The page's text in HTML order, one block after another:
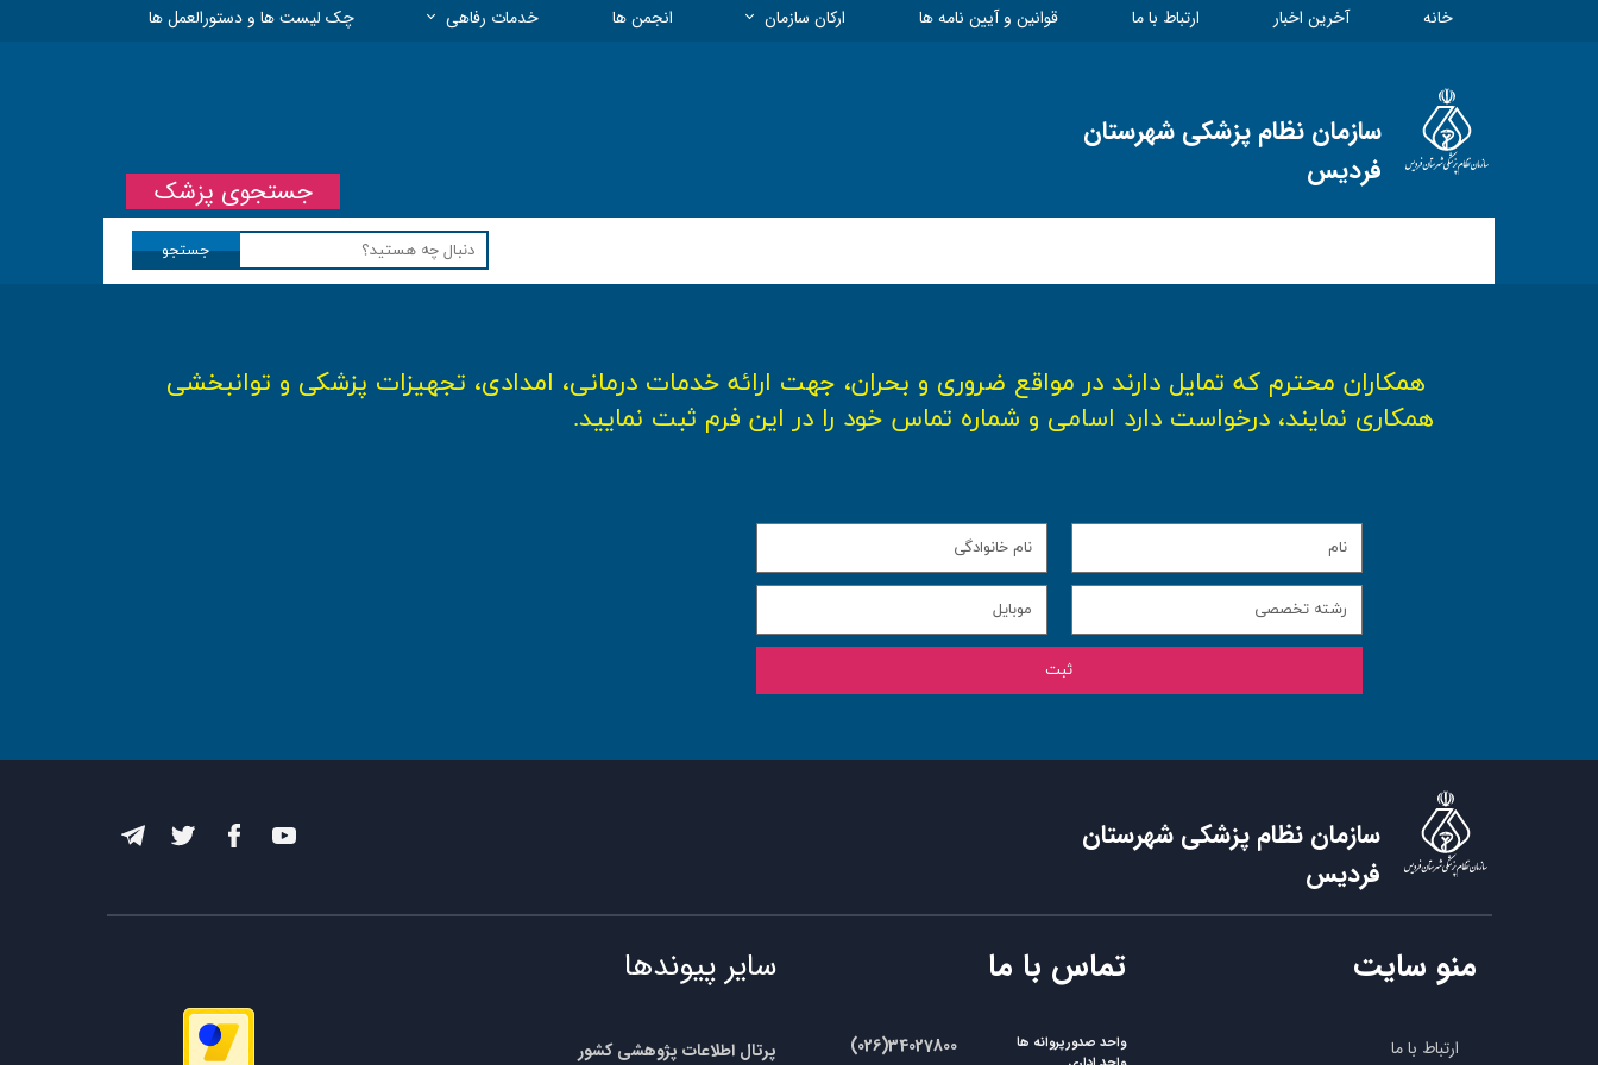
خانه آخرین اخبار ارتباط با ما قوانین و آیین نامه ها ارکان سازمان
معاونت فنی و نظارت
مسئول روابط عمومی
انجمن ها خدمات رفاهی چک لیست ها و دستورالعمل ها
سازمان نظام پزشکی شهرستان
فردیس
جستجو
جستجوی پزشک
ثبت
همکاران محترم که تمایل دارند در مواقع ضروری و بحران، جهت ارائه خدمات درمانی، امدادی، تجهیزات پزشکی و توانبخشی
همکاری نمایند، درخواست دارد اسامی و شماره تماس خود را در این فرم ثبت نمایید.
سازمان نظام پزشکی شهرستان
فردیس
ارتباط با ما
منو سایت ​تماس با ما
​​(026)34027800
واحد صدورپروانه ها
سایر پیوندها
پرتال اطلاعات پژوهشی کشور